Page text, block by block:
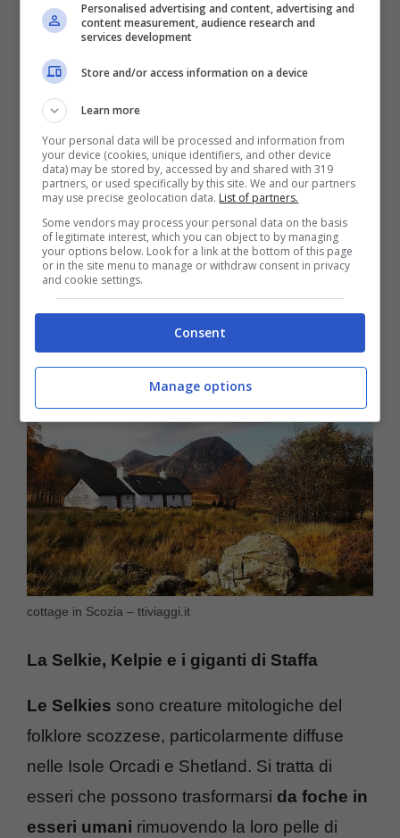
si trovano nelle storie moderne. In Scozia, le
pericolose. Secondo la tradizione,vivono in
cerchi di pietre, boschi incantati e colline
verdi conosciute come “fairy knolls”. I
“Fairy Knots” sono un altro aspetto
affascinante del folklore scozzese. Si tratta di
misteriosi nodi trovati nei crini dei cavalli, che
si dice siano stati creati dalle fate durante la
notte. Questi nodi sono spesso considerati
segni di buona o cattiva fortuna.
cottage in Scozia – ttiviaggi.it
La Selkie, Kelpie e i giganti di Staffa
Le Selkies sono creature mitologiche del
folklore scozzese, particolarmente diffuse
nelle Isole Orcadi e Shetland. Si tratta di
esseri che possono trasformarsi da foche in
esseri umani rimuovendo la loro pelle di
Personalised advertising and content, advertising and
content measurement, audience research and
services development
Store and/or access information on a device
Learn more
Your personal data will be processed and information from
your device (cookies, unique identifiers, and other device
data) may be stored by, accessed by and shared with 319
partners, or used specifically by this site. We and our partners
may use precise geolocation data. List of partners.
Some vendors may process your personal data on the basis
of legitimate interest, which you can object to by managing
your options below. Look for a link at the bottom of this page
or in the site menu to manage or withdraw consent in privacy
and cookie settings.
Consent
Manage options